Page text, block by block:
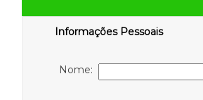
Informações Pessoais
Nome: